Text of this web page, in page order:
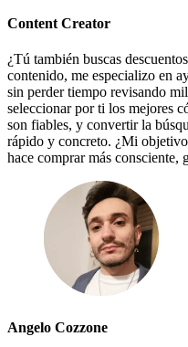
El Corte
Inglés
Content Creator
¿Tú también buscas
contenido, me especializo en
sin perder tiempo revisando
seleccionar por ti los mejores
son fiables, y convertir la
rápido y concreto. ¿Mi
hace comprar más consciente,
Angelo Cozzone